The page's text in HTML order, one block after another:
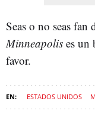
Seas o no seas fan
Minneapolis es un
favor.
ESTADOS UNIDOS